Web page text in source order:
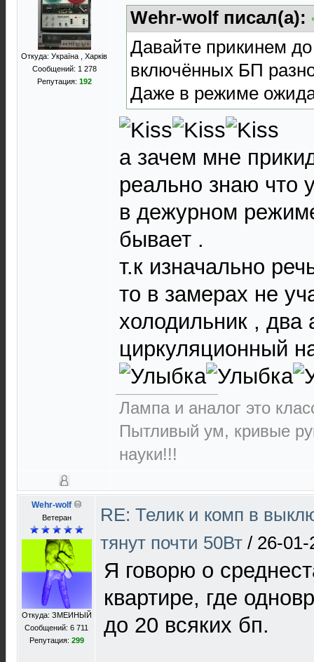
Откуда: Україна , Харків
Сообщений: 1 278
Репутация: 192
Wehr-wolf писал(а):
Давайте прикинем
включённых БП
Даже в режиме
а зачем мне
реально знаю что
в дежурном
бывает .
т.к изначально
то в замерах не
холодильник , два
циркуляционный
Лампа и аналог это
Пытливый ум, кривые
науки!!!
Wehr-wolf
Ветеран
Откуда: ЗМЕИНЫЙ
Сообщений: 6 711
Репутация: 299
RE: Телик и комп в
тянут почти 50Вт / 26-01-
Я говорю о
квартире, где
до 20 всяких бп.